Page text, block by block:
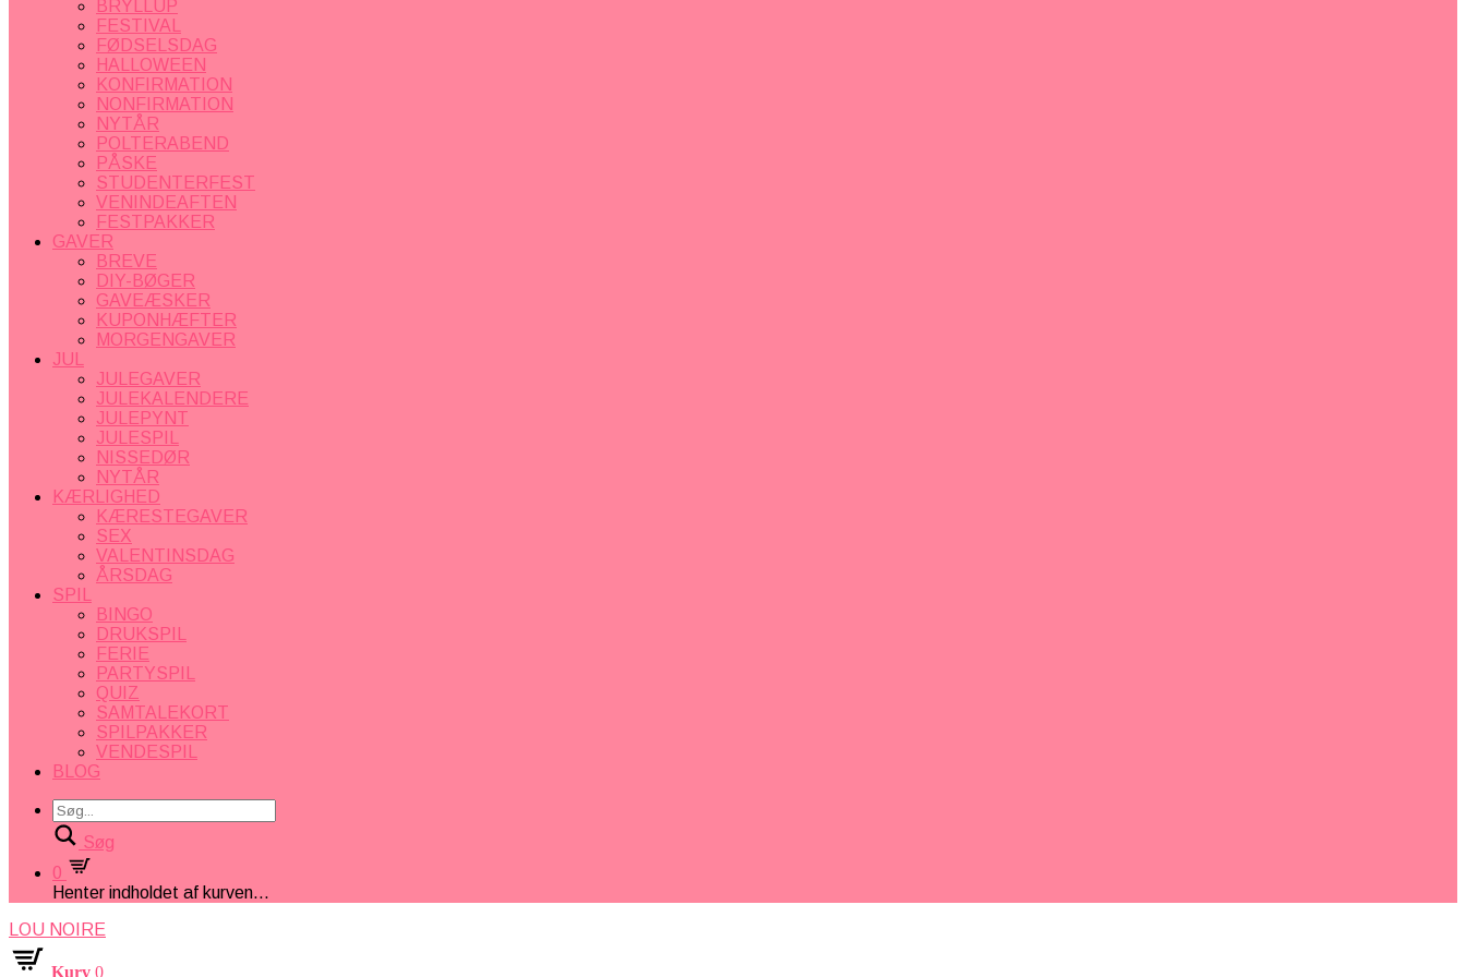
BRYLLUP
FESTIVAL
FØDSELSDAG
HALLOWEEN
KONFIRMATION
NONFIRMATION
NYTÅR
POLTERABEND
PÅSKE
STUDENTERFEST
VENINDEAFTEN
FESTPAKKER
GAVER
BREVE
DIY-BØGER
GAVEÆSKER
KUPONHÆFTER
MORGENGAVER
JUL
JULEGAVER
JULEKALENDERE
JULEPYNT
JULESPIL
NISSEDØR
NYTÅR
KÆRLIGHED
KÆRESTEGAVER
SEX
VALENTINSDAG
ÅRSDAG
SPIL
BINGO
DRUKSPIL
FERIE
PARTYSPIL
QUIZ
SAMTALEKORT
SPILPAKKER
VENDESPIL
BLOG
Søg
0
Henter indholdet af kurven...
LOU NOIRE
Kurv 0